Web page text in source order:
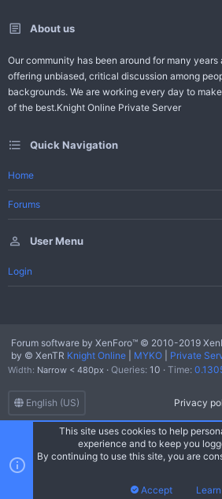
About us
Our community has been around for many years
offering unbiased, critical discussion among
backgrounds. We are working every day to
of the best.Knight Online Private Server
Quick Navigation
Home
Forums
User Menu
Login
English (US) Privacy
Forum software by XenForo™ © 2010-2019
by © XenTR Knight Online MYKO Private
Width Queries 10 Time
This site uses cookies to help
experience and to keep you
By continuing to use this site, you are
Accept